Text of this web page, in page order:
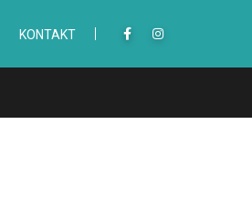
KONTAKT